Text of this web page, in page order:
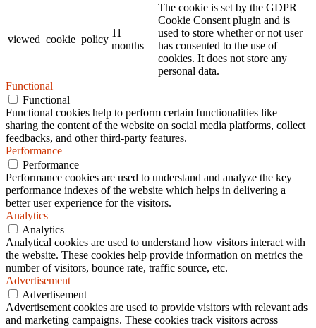
viewed_cookie_policy
11
months
The cookie is set by the GDPR
Cookie Consent plugin and is
used to store whether or not user
has consented to the use of
cookies. It does not store any
personal data.
Functional
Functional
Functional cookies help to perform certain functionalities like
sharing the content of the website on social media platforms, collect
feedbacks, and other third-party features.
Performance
Performance
Performance cookies are used to understand and analyze the key
performance indexes of the website which helps in delivering a
better user experience for the visitors.
Analytics
Analytics
Analytical cookies are used to understand how visitors interact with
the website. These cookies help provide information on metrics the
number of visitors, bounce rate, traffic source, etc.
Advertisement
Advertisement
Advertisement cookies are used to provide visitors with relevant ads
and marketing campaigns. These cookies track visitors across